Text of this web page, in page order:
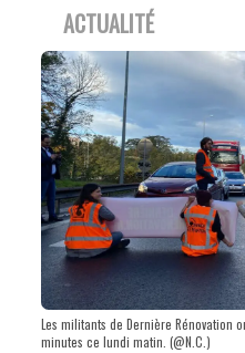
ACTUALITÉ
Les militants de Dernière Rénovation
minutes ce lundi matin. (@N.C.)